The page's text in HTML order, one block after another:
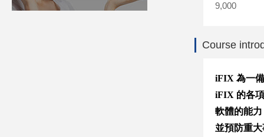
9,000
Course
iFIX 為一
iFIX 的各
軟體的能
並預防重